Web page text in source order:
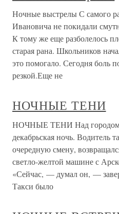
Ночные выстрелы С самого
Ивановича не покидали
К тому же еще разболелось
старая рана. Школьников
это помогало. Сегодня боль
резкой.Еще не
НОЧНЫЕ ТЕНИ
НОЧНЫЕ ТЕНИ Над городом
декабрьская ночь. Водитель
очередную смену,
светло-желтой машине с
«Сейчас, — думал он, —
Такси было